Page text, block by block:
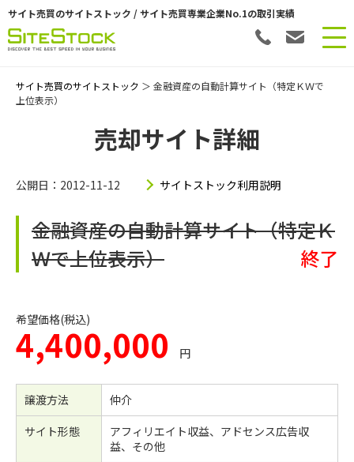
サイト売買のサイトストック / サイト売買専業企業No.1の取引実績
サイト売買のサイトストック ＞ 金融資産の自動計算サイト（特定ＫＷで
上位表示）
売却サイト詳細
公開日：2012-11-12 サイトストック利用説明
金融資産の自動計算サイト（特定Ｋ
Ｗで上位表示）
終了
希望価格(税込)
4,400,000 円
譲渡方法
仲介
サイト形態
アフィリエイト収益、アドセンス広告収
益、その他